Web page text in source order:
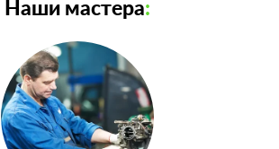
Наши мастера: